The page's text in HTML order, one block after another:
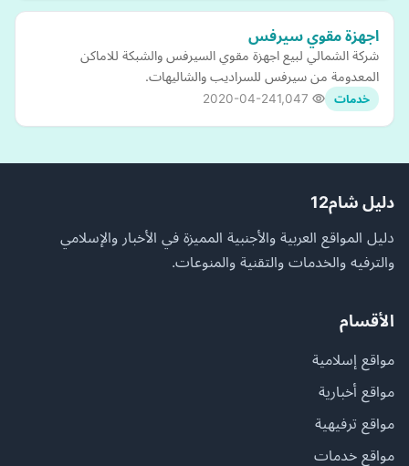
اجهزة مقوي سيرفس
شركة الشمالي لبيع اجهزة مقوي السيرفس والشبكة للاماكن
المعدومة من سيرفس للسراديب والشاليهات.
خدمات 2020-04-24
دليل شام12
دليل المواقع العربية والأجنبية المميزة في الأخبار والإسلامي
والترفيه والخدمات والتقنية والمنوعات.
الأقسام
مواقع إسلامية
مواقع أخبارية
مواقع ترفيهية
مواقع خدمات